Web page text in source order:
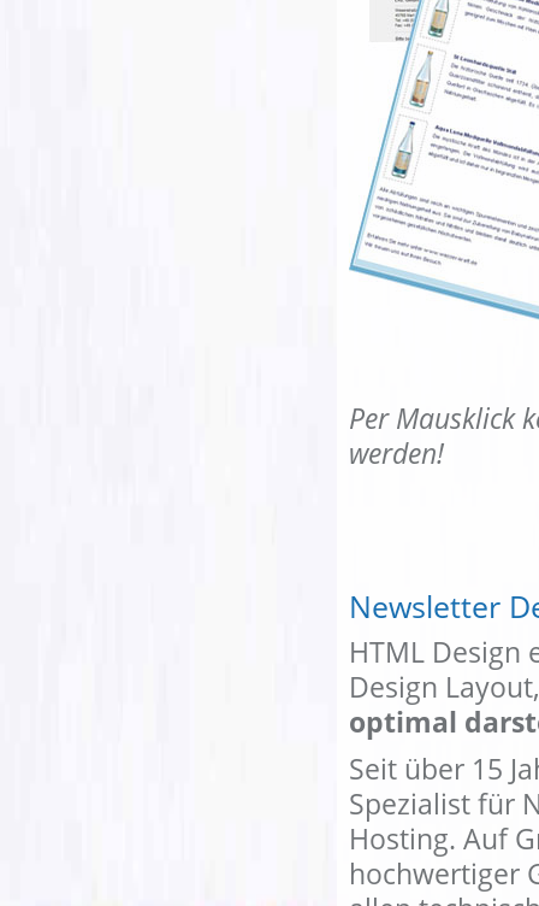
Per Mausklick
werden!
Newsletter
HTML Design
Design
optimal
Seit über 15
Spezialist für
Hosting. Auf
hochwertiger